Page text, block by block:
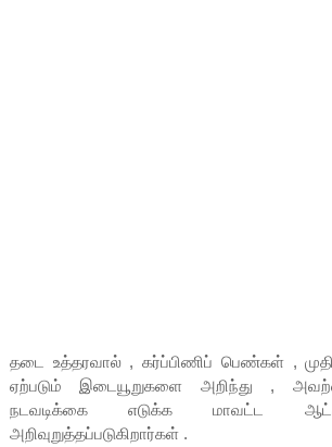
தடை உத்தரவால் , கர்ப்பிணிப் பெண்கள் ,
ஏற்படும் இடையூறுகளை அறிந்து ,
நடவடிக்கை எடுக்க மாவட்ட
அறிவுறுத்தப்படுகிறார்கள் .